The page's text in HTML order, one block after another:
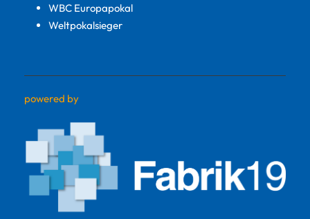
WBC Europapokal
Weltpokalsieger
powered by